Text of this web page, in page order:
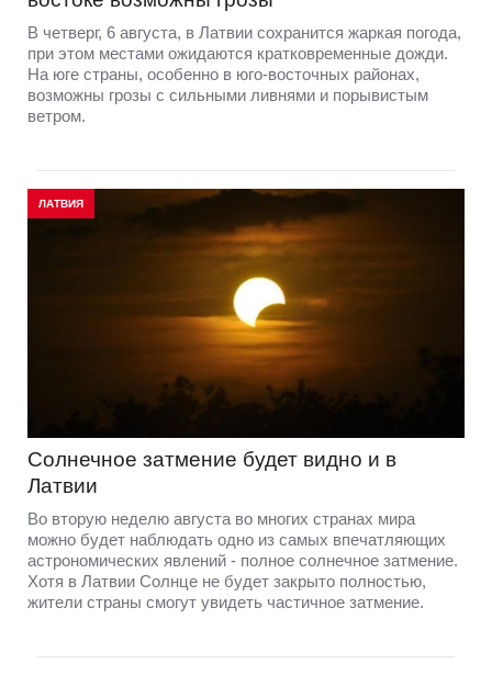
В четверг, 6 августа, в Латвии сохранится жаркая погода,
при этом местами ожидаются кратковременные дожди.
На юге страны, особенно в юго-восточных районах,
возможны грозы с сильными ливнями и порывистым
ветром.
ЛАТВИЯ
Солнечное затмение будет видно и в
Латвии
Во вторую неделю августа во многих странах мира
можно будет наблюдать одно из самых впечатляющих
астрономических явлений - полное солнечное затмение.
Хотя в Латвии Солнце не будет закрыто полностью,
жители страны смогут увидеть частичное затмение.